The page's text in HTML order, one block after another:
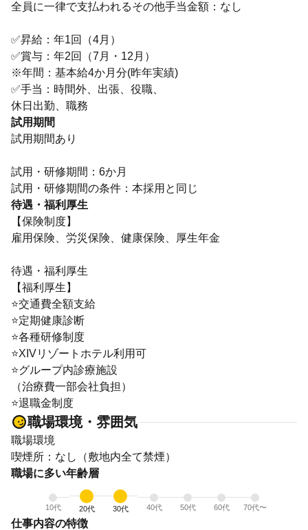
全員に一律で支払われるその他手当金額：なし
✅昇給：年1回（4月）
✅賞与：年2回（7月・12月）
※年間：基本給4か月分(昨年実績)
✅手当：時間外、出張、役職、
休日出勤、職務
試用期間
試用期間あり
試用・研修期間：6か月
待遇・福利厚生
【保険制度】
雇用保険、労災保険、健康保険、厚生年金
待遇・福利厚生
【福利厚生】
⭐交通費全額支給
⭐定期健康診断
⭐各種研修制度
⭐XIVリゾートホテル利用可
⭐グループ内診療施設
（治療費一部会社負担）
⭐退職金制度
職場環境・雰囲気
職場環境
喫煙所：なし（敷地内全て禁煙）
職場に多い年齢層
10代 20代 30代 40代 50代 60代 70代〜
仕事内容の特徴